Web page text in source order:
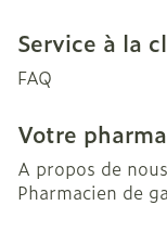
Service à la
FAQ
Votre
A propos de nous
Pharmacien de